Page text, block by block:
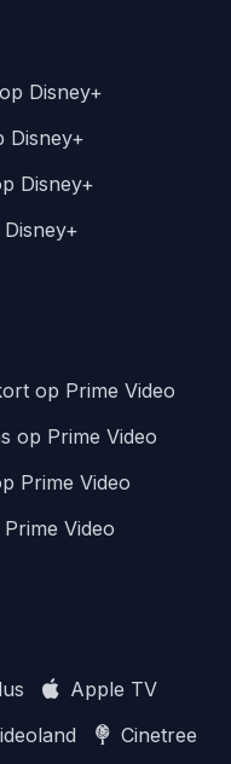
Disney+
Disney+
Disney+
op Prime Video
op Prime Video
Prime Video
Video
Apple TV
Cinetree